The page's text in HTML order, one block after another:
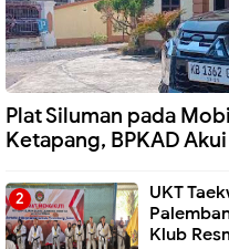
Plat Siluman pada
Ketapang, BPKAD
UKT
Klub